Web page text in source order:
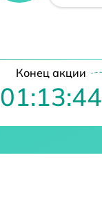
Конец акции
01:13:43